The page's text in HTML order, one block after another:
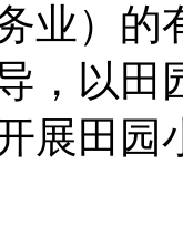
业）的
，以
展田园